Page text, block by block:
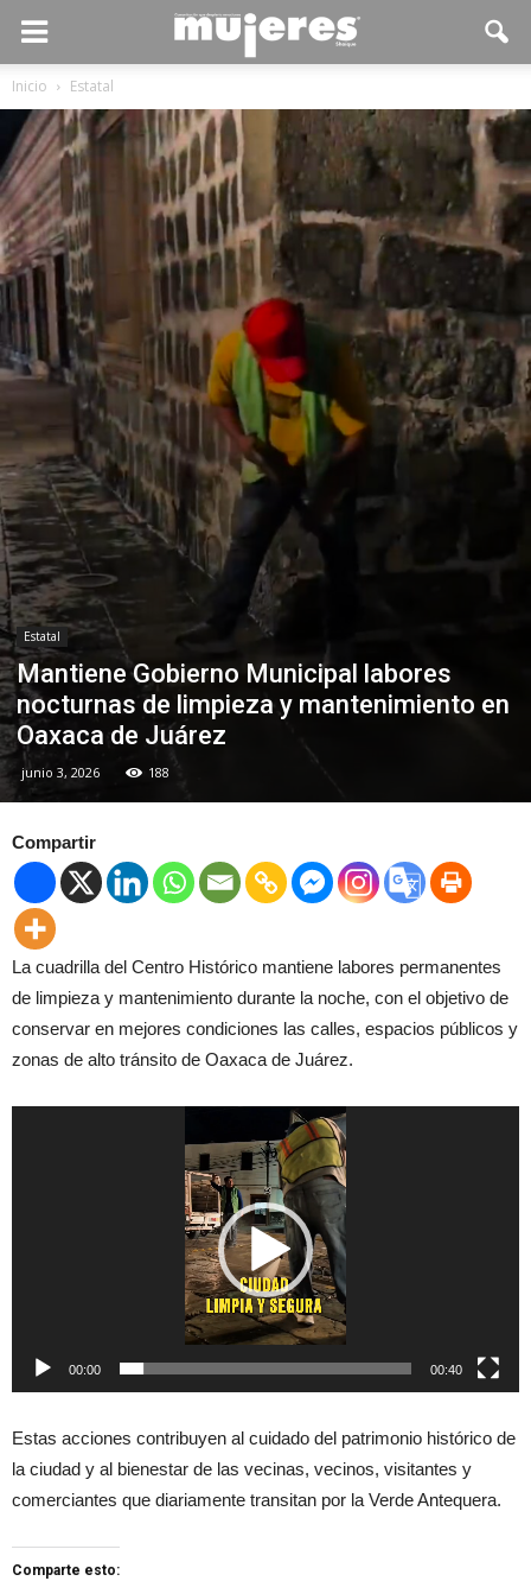
Inicio Estatal
Estatal
Mantiene Gobierno Municipal labores
nocturnas de limpieza y mantenimiento en
Oaxaca de Juárez
junio 3, 2026 188
Compartir
La cuadrilla del Centro Histórico mantiene labores permanentes
de limpieza y mantenimiento durante la noche, con el objetivo de
conservar en mejores condiciones las calles, espacios públicos y
zonas de alto tránsito de Oaxaca de Juárez.
00:00 00:40
Estas acciones contribuyen al cuidado del patrimonio histórico de
la ciudad y al bienestar de las vecinas, vecinos, visitantes y
comerciantes que diariamente transitan por la Verde Antequera.
Comparte esto: